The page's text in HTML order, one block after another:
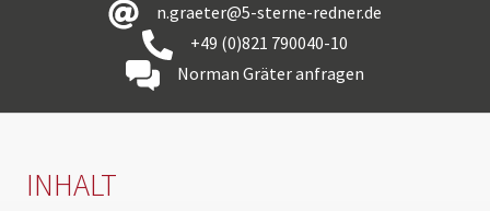
n.graeter@5-sterne-redner.de
+49 (0)821 790040-10
Norman Gräter anfragen
INHALT